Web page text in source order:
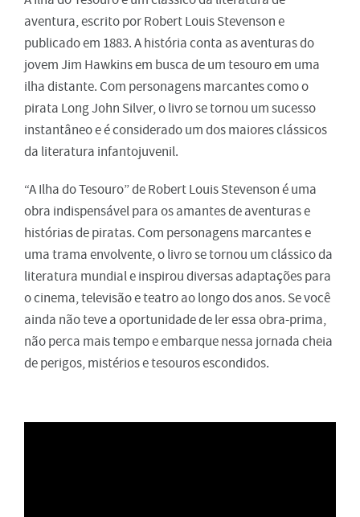
aventura, escrito por Robert Louis Stevenson e
publicado em 1883. A história conta as aventuras do
jovem Jim Hawkins em busca de um tesouro em uma
ilha distante. Com personagens marcantes como o
pirata Long John Silver, o livro se tornou um sucesso
instantâneo e é considerado um dos maiores clássicos
da literatura infantojuvenil.
“A Ilha do Tesouro” de Robert Louis Stevenson é uma
obra indispensável para os amantes de aventuras e
histórias de piratas. Com personagens marcantes e
uma trama envolvente, o livro se tornou um clássico da
literatura mundial e inspirou diversas adaptações para
o cinema, televisão e teatro ao longo dos anos. Se você
ainda não teve a oportunidade de ler essa obra-prima,
não perca mais tempo e embarque nessa jornada cheia
de perigos, mistérios e tesouros escondidos.